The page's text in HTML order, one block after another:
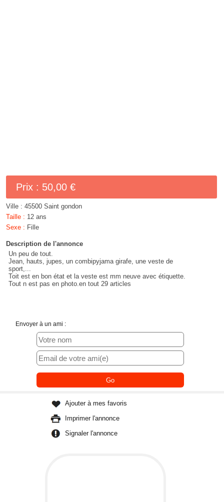
Prix : 50,00 €
Ville :45500 Saint gondon
Taille : 12 ans
Sexe : Fille
Description de l'annonce
Un peu de tout.
Jean, hauts, jupes, un combipyjama girafe, une veste de
sport,...
Toit est en bon état et la veste est mm neuve avec étiquette.
Tout n est pas en photo.en tout 29 articles
Envoyer à un ami :
Ajouter à mes favoris
Imprimer l'annonce
Signaler l'annonce